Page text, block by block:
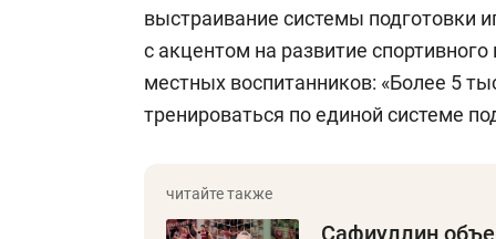
выстраивание системы подготовки
с акцентом на развитие
местных воспитанников: «Более 5
тренироваться по единой системе
Сафиуллин